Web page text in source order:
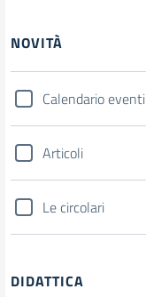
NOVITÀ
Calendario eventi
Articoli
Le circolari
DIDATTICA